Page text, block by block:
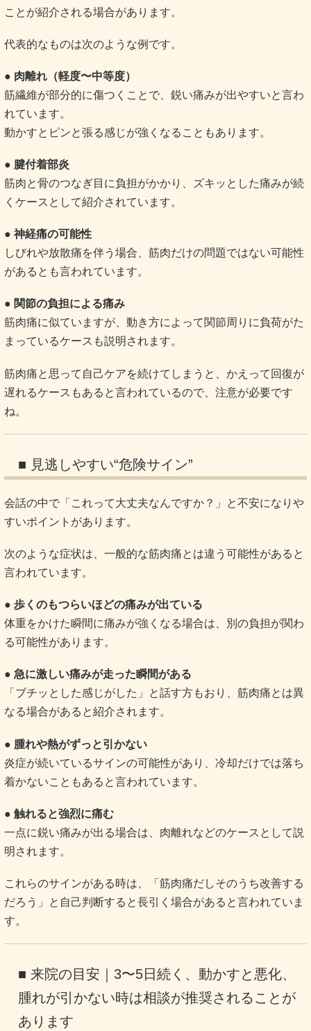
ことが紹介される場合があります。
代表的なものは次のような例です。
● 肉離れ（軽度〜中等度）
筋繊維が部分的に傷つくことで、鋭い痛みが出やすいと言わ
れています。
動かすとピンと張る感じが強くなることもあります。
● 腱付着部炎
筋肉と骨のつなぎ目に負担がかかり、ズキッとした痛みが続
くケースとして紹介されています。
● 神経痛の可能性
しびれや放散痛を伴う場合、筋肉だけの問題ではない可能性
があるとも言われています。
● 関節の負担による痛み
筋肉痛に似ていますが、動き方によって関節周りに負荷がた
まっているケースも説明されます。
筋肉痛と思って自己ケアを続けてしまうと、かえって回復が
遅れるケースもあると言われているので、注意が必要です
ね。
■ 見逃しやすい“危険サイン”
会話の中で「これって大丈夫なんですか？」と不安になりや
すいポイントがあります。
次のような症状は、一般的な筋肉痛とは違う可能性があると
言われています。
● 歩くのもつらいほどの痛みが出ている
体重をかけた瞬間に痛みが強くなる場合は、別の負担が関わ
る可能性があります。
● 急に激しい痛みが走った瞬間がある
「ブチッとした感じがした」と話す方もおり、筋肉痛とは異
なる場合があると紹介されます。
● 腫れや熱がずっと引かない
炎症が続いているサインの可能性があり、冷却だけでは落ち
着かないこともあると言われています。
● 触れると強烈に痛む
一点に鋭い痛みが出る場合は、肉離れなどのケースとして説
明されます。
これらのサインがある時は、「筋肉痛だしそのうち改善する
だろう」と自己判断すると長引く場合があると言われていま
す。
■ 来院の目安｜3〜5日続く、動かすと悪化、
腫れが引かない時は相談が推奨されることが
あります